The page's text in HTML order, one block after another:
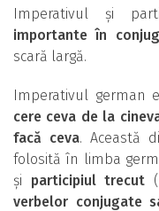
Imperativul și
importante în
scară largă.
Imperativul german
cere ceva de la
facă ceva. Această
folosită în limba
și participiul trecut
verbelor conjugate